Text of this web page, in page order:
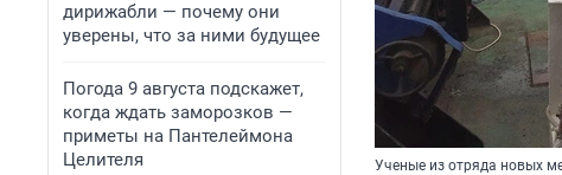
дирижабли — почему они
уверены, что за ними будущее
Погода 9 августа подскажет,
когда ждать заморозков —
приметы на Пантелеймона
Целителя
Ученые из отряда новых